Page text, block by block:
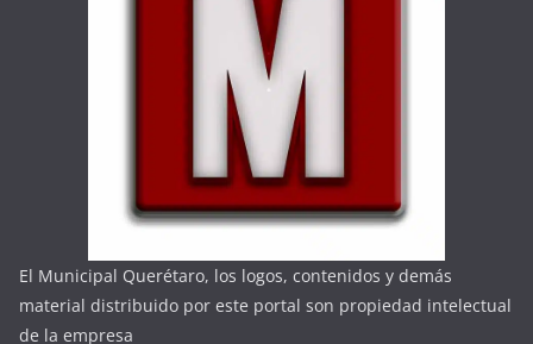
El Municipal Querétaro, los logos, contenidos y demás
material distribuido por este portal son propiedad intelectual
de la empresa